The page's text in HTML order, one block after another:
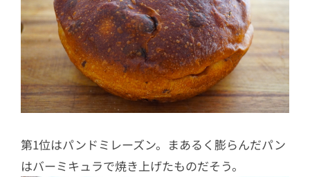
第1位はパンドミレーズン。まあるく膨らんだパン
はバーミキュラで焼き上げたものだそう。